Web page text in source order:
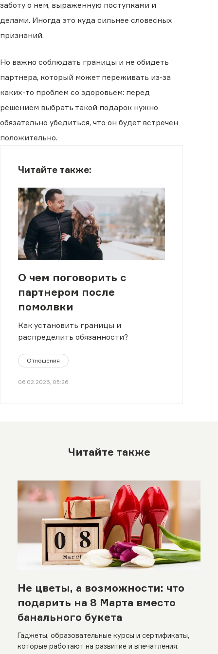
заботу о нем, выраженную поступками и
делами. Иногда это куда сильнее словесных
признаний.
Но важно соблюдать границы и не обидеть
партнера, который может переживать из-за
каких-то проблем со здоровьем: перед
решением выбрать такой подарок нужно
обязательно убедиться, что он будет встречен
положительно.
Читайте также:
О чем поговорить с
партнером после
помолвки
Как установить границы и
распределить обязанности?
Отношения
06.02.2026, 05:26
Читайте также
Не цветы, а возможности: что
подарить на 8 Марта вместо
банального букета
Гаджеты, образовательные курсы и сертификаты,
которые работают на развитие и впечатления.